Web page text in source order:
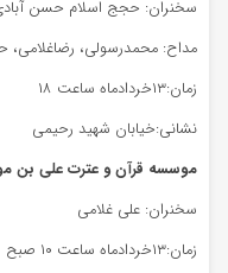
سخنران: حجج اسلام حسن
مداح: محمدرسولی، رضاغلامی،
زمان:۱۳خردادماه ساعت ۱۸
نشانی:خیابان شهید رحیمی
موسسه قرآن و عترت علی بن
سخنران: علی غلامی
زمان:۱۳خردادماه ساعت ۱۰ صبح